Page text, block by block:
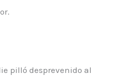
pilló desprevenido al